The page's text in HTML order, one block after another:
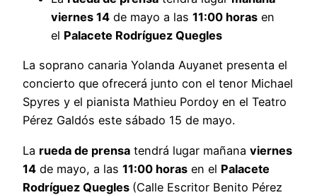
viernes 14 de mayo a las 11:00 horas en
el Palacete Rodríguez Quegles
La soprano canaria Yolanda Auyanet presenta el
concierto que ofrecerá junto con el tenor Michael
Spyres y el pianista Mathieu Pordoy en el Teatro
Pérez Galdós este sábado 15 de mayo.
La rueda de prensa tendrá lugar mañana viernes
14 de mayo, a las 11:00 horas en el Palacete
Rodríguez Quegles (Calle Escritor Benito Pérez